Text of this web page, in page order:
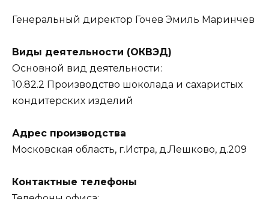
Генеральный директор Гочев Эмиль Маринчев
Виды деятельности (ОКВЭД)
Основной вид деятельности:
10.82.2 Производство шоколада и сахаристых
кондитерских изделий
Адрес производства
Московская область, г.Истра, д.Лешково, д.209
Контактные телефоны